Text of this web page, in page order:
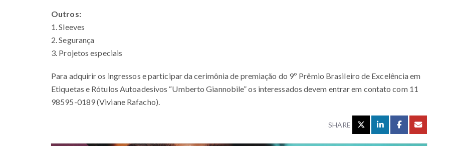
Outros:
1. Sleeves
2. Segurança
3. Projetos especiais
Para adquirir os ingressos e participar da cerimônia de premiação do 9º Prêmio Brasileiro de Excelência em
Etiquetas e Rótulos Autoadesivos “Umberto Giannobile” os interessados devem entrar em contato com 11
98595-0189 (Viviane Rafacho).
SHARE